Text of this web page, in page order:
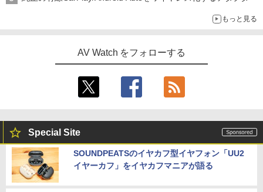
もっと見る
AV Watch をフォローする
Special Site
SOUNDPEATSのイヤカフ型イヤフォン「UU2
イヤーカフ」をイヤカフマニアが語る